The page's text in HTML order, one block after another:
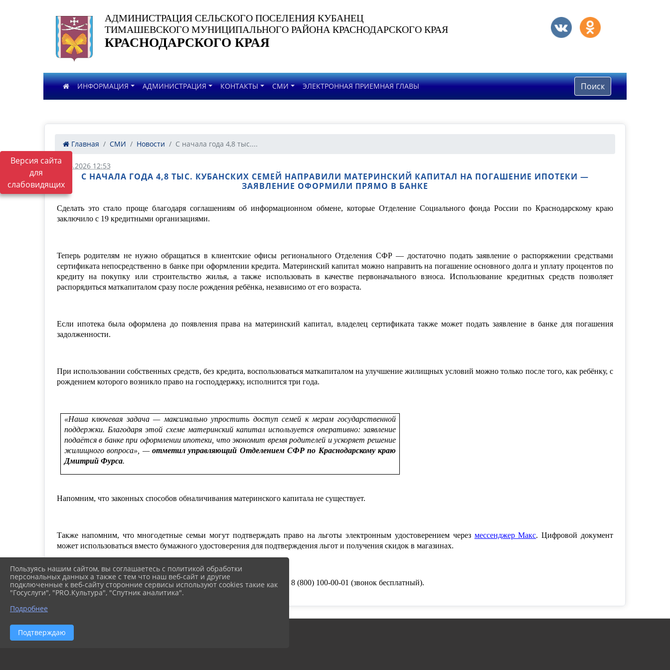
Версия сайта
для
слабовидящих
АДМИНИСТРАЦИЯ СЕЛЬСКОГО ПОСЕЛЕНИЯ КУБАНЕЦ
ТИМАШЕВСКОГО МУНИЦИПАЛЬНОГО РАЙОНА КРАСНОДАРСКОГО КРАЯ
КРАСНОДАРСКОГО КРАЯ
ИНФОРМАЦИЯ АДМИНИСТРАЦИЯ КОНТАКТЫ СМИ ЭЛЕКТРОННАЯ ПРИЕМНАЯ ГЛАВЫ Поиск
Главная СМИ Новости С начала года 4,8 тыс....
23.06.2026 12:53
С НАЧАЛА ГОДА 4,8 ТЫС. КУБАНСКИХ СЕМЕЙ НАПРАВИЛИ МАТЕРИНСКИЙ КАПИТАЛ НА ПОГАШЕНИЕ ИПОТЕКИ —
ЗАЯВЛЕНИЕ ОФОРМИЛИ ПРЯМО В БАНКЕ
Сделать это стало проще благодаря соглашениям об информационном обмене, которые Отделение Социального фонда России по Краснодарскому краю
заключило с 19 кредитными организациями.
Теперь родителям не нужно обращаться в клиентские офисы регионального Отделения СФР — достаточно подать заявление о распоряжении средствами
сертификата непосредственно в банке при оформлении кредита. Материнский капитал можно направить на погашение основного долга и уплату процентов по
кредиту на покупку или строительство жилья, а также использовать в качестве первоначального взноса. Использование кредитных средств позволяет
распорядиться маткапиталом сразу после рождения ребёнка, независимо от его возраста.
Если ипотека была оформлена до появления права на материнский капитал, владелец сертификата также может подать заявление в банке для погашения
задолженности.
При использовании собственных средств, без кредита, воспользоваться маткапиталом на улучшение жилищных условий можно только после того, как ребёнку, с
рождением которого возникло право на господдержку, исполнится три года.
«Наша ключевая задача — максимально упростить доступ семей к мерам государственной
поддержки. Благодаря этой схеме материнский капитал используется оперативно: заявление
подаётся в банке при оформлении ипотеки, что экономит время родителей и ускоряет решение
жилищного вопроса», — отметил управляющий Отделением СФР по Краснодарскому краю
Дмитрий Фурса.
Напомним, что законных способов обналичивания материнского капитала не существует.
Также напомним, что многодетные семьи могут подтверждать право на льготы электронным удостоверением через мессенджер Макс. Цифровой документ
может использоваться вместо бумажного удостоверения для подтверждения льгот и получения скидок в магазинах.
Если остались вопросы, обратитесь в единый контакт-центр (ЕКЦ): 8 (800) 100-00-01 (звонок бесплатный).
Пользуясь нашим сайтом, вы соглашаетесь с политикой обработки
персональных данных а также с тем что наш веб-сайт и другие
подключенные к веб-сайту сторонние сервисы используют cookies такие как
"Госуслуги", "PRO.Культура", "Спутник аналитика".
Подробнее
Подтверждаю